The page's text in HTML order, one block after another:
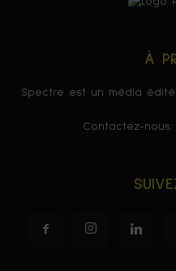
À
Spectre est un média
Contactez-nous: